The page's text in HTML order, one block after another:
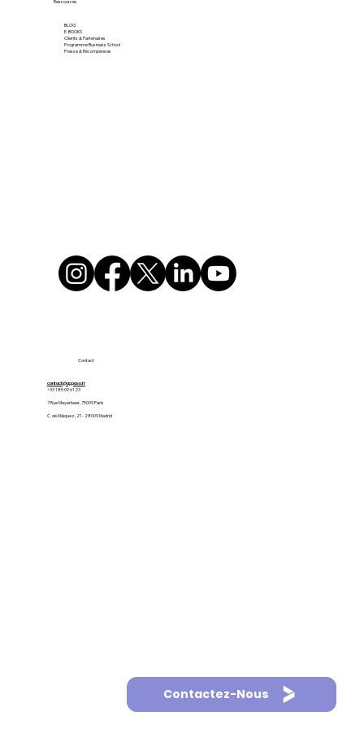
Ressources
BLOG
E-BOOKS
Clients & Partenaires
Programme Business School
Presse & Récompenses
Contact
contact@appaso.fr
+33 1 85 09 61 23
7 Rue Meyerbeer, 75009 Paris
C. de Máiquez, 21 - 28009 Madrid
Contactez-Nous